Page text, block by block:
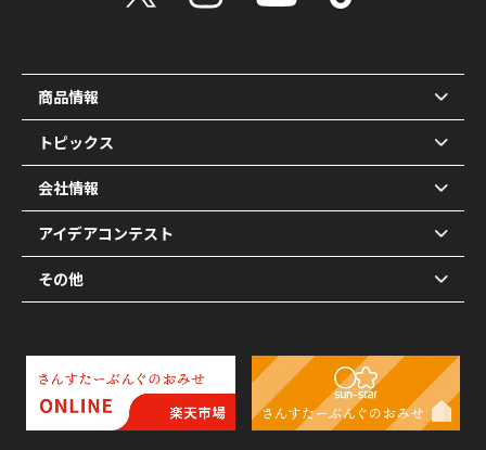
商品情報
トピックス
会社情報
アイデアコンテスト
その他